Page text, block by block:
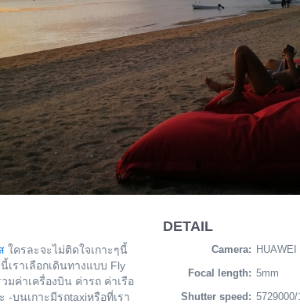
ใครละจะไม่ติดใจเกาะๆนี้
ราเลือกเดินทางแบบ Fly
มค่าเครื่องบิน ค่ารถ ค่าเรือ
-บนเกาะมีรถtaxiหรือที่เรา
DETAIL
Camera:
Focal length: 5mm
Shutter speed: